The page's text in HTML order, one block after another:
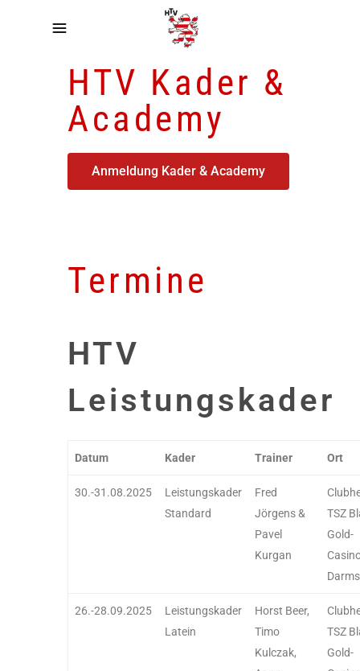
HTV Kader &
Academy
Anmeldung Kader & Academy​
Termine
HTV
Leistungskader
Datum Kader Trainer Ort
30.-31.08.2025
Leistungskader
Standard
Fred
Jörgens &
Pavel
Kurgan
TSZ
Gold-
26.-28.09.2025
Leistungskader
Latein
Horst Beer,
Timo
Kulczak,
TSZ
Gold-